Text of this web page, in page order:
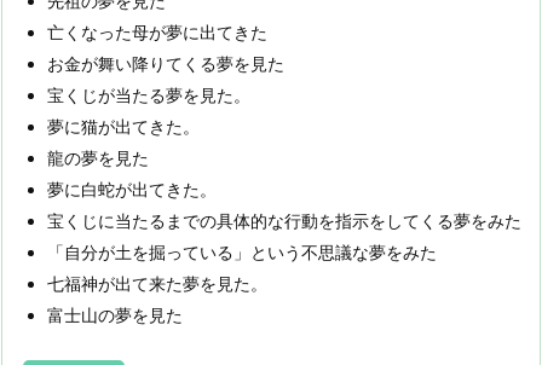
亡くなった母が夢に出てきた
お金が舞い降りてくる夢を見た
宝くじが当たる夢を見た。
夢に猫が出てきた。
龍の夢を見た
夢に白蛇が出てきた。
宝くじに当たるまでの具体的な行動を指示をしてくる夢をみた
「自分が土を掘っている」という不思議な夢をみた
七福神が出て来た夢を見た。
富士山の夢を見た